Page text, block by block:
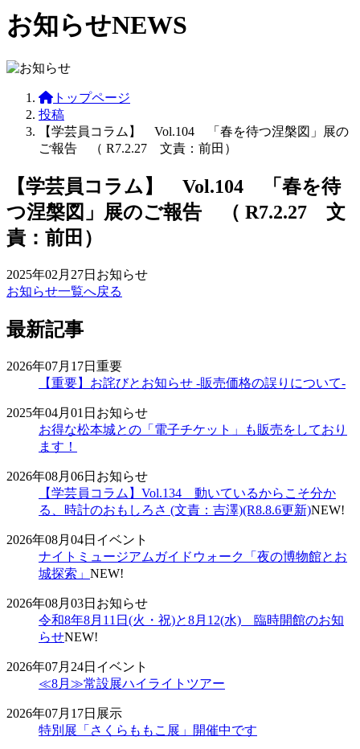
お知らせNEWS
トップページ
投稿
【学芸員コラム】 Vol.104 「春を待つ涅槃図」展の
ご報告 （ R7.2.27 文責：前田）
【学芸員コラム】 Vol.104 「春を待
つ涅槃図」展のご報告 （ R7.2.27 文
責：前田）
2025年02月27日 お知らせ
お知らせ一覧へ戻る
最新記事
2026年07月17日 重要
【重要】お詫びとお知らせ -販売価格の誤りについて-
2025年04月01日 お知らせ
お得な松本城との「電子チケット」も販売をしており
ます！
2026年08月06日 お知らせ
【学芸員コラム】Vol.134 動いているからこそ分か
る、時計のおもしろさ (文責：吉澤)(R8.8.6更新)NEW!
2026年08月04日 イベント
ナイトミュージアムガイドウォーク「夜の博物館とお
城探索」 NEW!
2026年08月03日 お知らせ
令和8年8月11日(火・祝)と8月12(水) 臨時開館のお知
らせNEW!
2026年07月24日 イベント
≪8月≫常設展ハイライトツアー
2026年07月17日 展示
特別展「さくらももこ展」開催中です